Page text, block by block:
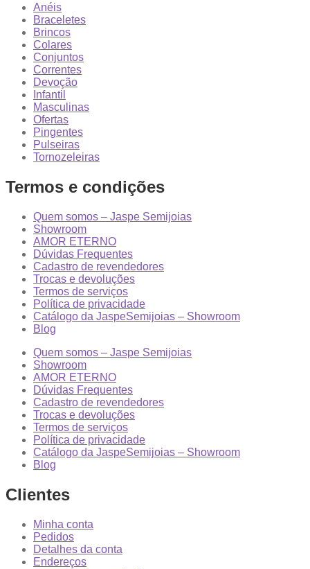
Anéis
Braceletes
Brincos
Colares
Conjuntos
Correntes
Devoção
Infantil
Masculinas
Ofertas
Pingentes
Pulseiras
Tornozeleiras
Termos e condições
Quem somos – Jaspe Semijoias
Showroom
AMOR ETERNO
Dúvidas Frequentes
Cadastro de revendedores
Trocas e devoluções
Termos de serviços
Política de privacidade
Catálogo da JaspeSemijoias – Showroom
Blog
Quem somos – Jaspe Semijoias
Showroom
AMOR ETERNO
Dúvidas Frequentes
Cadastro de revendedores
Trocas e devoluções
Termos de serviços
Política de privacidade
Catálogo da JaspeSemijoias – Showroom
Blog
Clientes
Minha conta
Pedidos
Detalhes da conta
Endereços